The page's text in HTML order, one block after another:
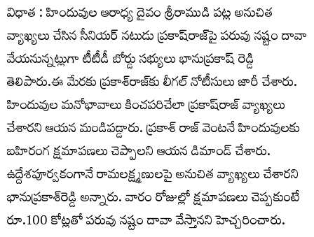
విధాత : హిందువుల ఆరాధ్య దైవం శ్రీరాముడి పట్ల అనుచిత
వ్యాఖ్యలు చేసిన సీనియర్ నటుడు ప్రకాష్‌రాజ్‌పై పరువు నష్టం దావా
వేయనున్నట్లుగా టీటీడీ బోర్డు సభ్యులు భానుప్రకాష్ రెడ్డి
తెలిపారు.ఈ మేరకు ప్రకాశ్‌రాజ్‌కు లీగల్‌ నోటీసులు జారీ చేశారు.
హిందువుల మనోభావాలు కించపరిచేలా ప్రకాష్‌రాజ్ వ్యాఖ్యలు
చేశారని ఆయన మండిపడ్డారు. ప్రకాశ్ రాజ్ వెంటనే హిందువులకు
బహిరంగ క్షమాపణలు చెప్పాలని ఆయన డిమాండ్‌ చేశారు.
ఉద్దేశపూర్వకంగానే రామలక్ష్మణులపై అనుచిత వ్యాఖ్యలు చేశారని
భానుప్రకాశ్‌రెడ్డి అన్నారు. వారం రోజుల్లో క్షమాపణలు చెప్పకుంటే
రూ.100 కోట్లతో పరువు నష్టం దావా వేస్తానని హెచ్చరించారు.